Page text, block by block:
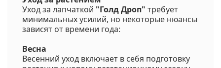
Уход за лапчаткой "Голд Дроп" требует
минимальных усилий, но некоторые нюансы
зависят от времени года:
Весна
Весенний уход включает в себя подготовку